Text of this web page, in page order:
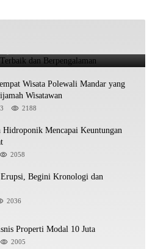
Wisata Polewali Mandar yang
Wisatawan
2188
Hidroponik Mencapai Keuntungan
2058
Begini Kronologi dan
2036
Properti Modal 10 Juta
2005